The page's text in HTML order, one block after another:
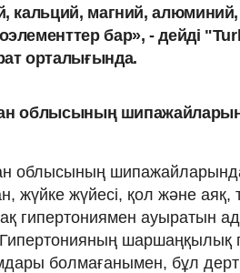
кальций, магний,
бар», - дейді
орталығында.
облысының
облысының
жүйке жүйесі, қол және аяқ,
гипертониямен ауыратын
шаршаңқылық
болмағанымен, бұл